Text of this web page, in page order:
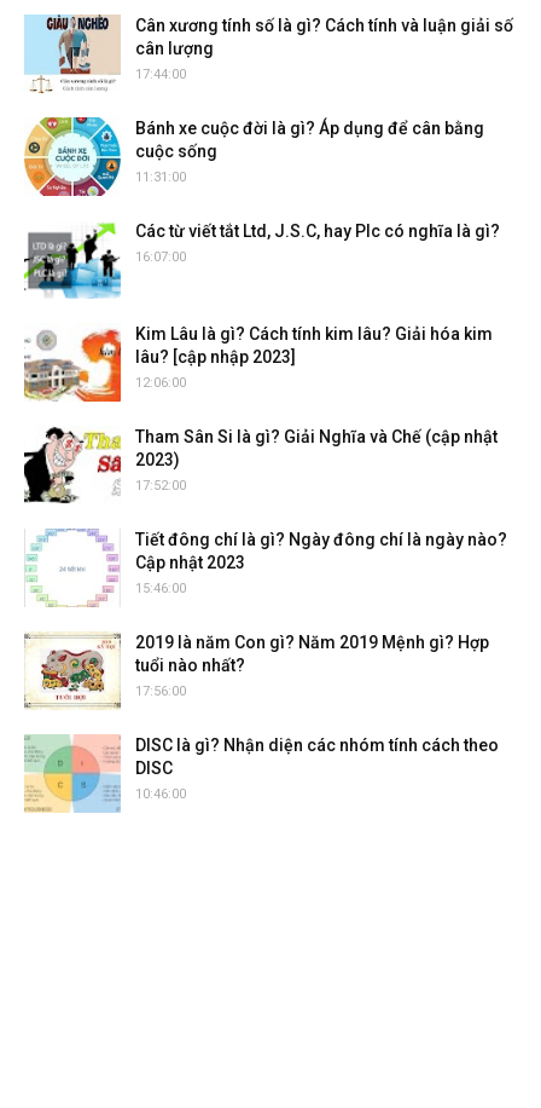
Cân xương tính số là gì? Cách tính và luận giải số
cân lượng
17:44:00
Bánh xe cuộc đời là gì? Áp dụng để cân bằng
cuộc sống
11:31:00
Các từ viết tắt Ltd, J.S.C, hay Plc có nghĩa là gì?
16:07:00
Kim Lâu là gì? Cách tính kim lâu? Giải hóa kim
lâu? [cập nhập 2023]
12:06:00
Tham Sân Si là gì? Giải Nghĩa và Chế (cập nhật
2023)
17:52:00
Tiết đông chí là gì? Ngày đông chí là ngày nào?
Cập nhật 2023
15:46:00
2019 là năm Con gì? Năm 2019 Mệnh gì? Hợp
tuổi nào nhất?
17:56:00
DISC là gì? Nhận diện các nhóm tính cách theo
DISC
10:46:00